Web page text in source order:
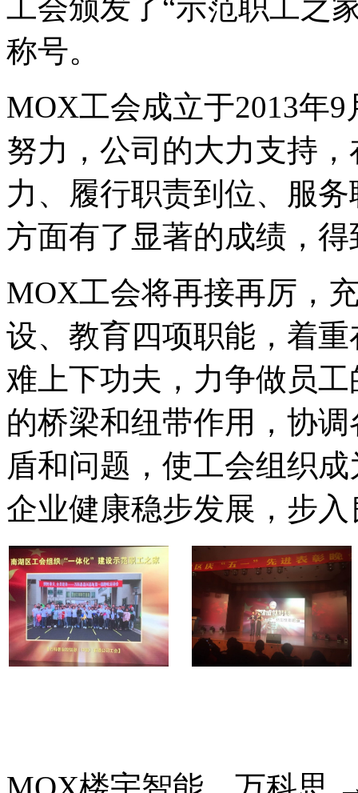
工会颁发了“示范职工之
称号。
MOX工会成立于2013年
努力，公司的大力支持
力、履行职责到位、服
方面有了显著的成绩，
MOX工会将再接再厉，
设、教育四项职能，着
难上下功夫，力争做员
的桥梁和纽带作用，协
盾和问题，使工会组织
企业健康稳步发展，步